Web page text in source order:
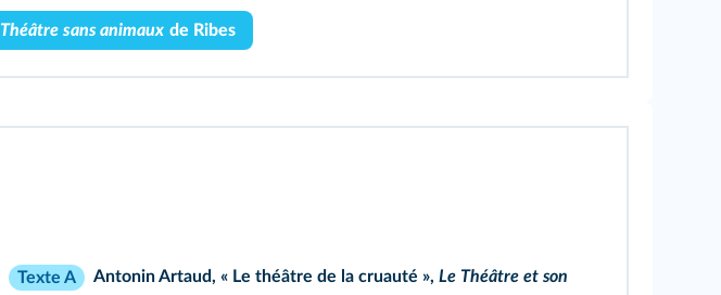
Théâtre sans animaux de Ribes
Texte A Antonin Artaud, « Le théâtre de la cruauté », Le Théâtre et son